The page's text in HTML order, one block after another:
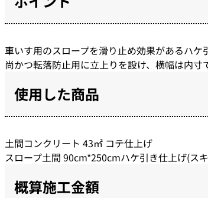
車いす用のスロープを滑り止め効果があるハケ
尚かつ転落防止用に立上りを設け、横幅は内寸
使用した商品
土間コンクリート 43㎡ コテ仕上げ
スロープ土間 90cm*250cmハケ引き仕上げ(ス
概算施工金額